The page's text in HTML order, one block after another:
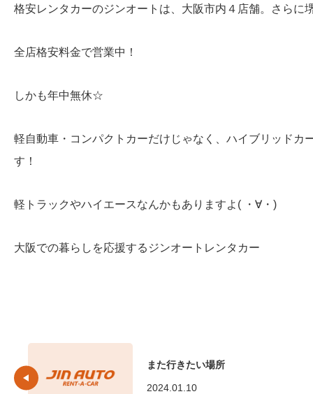
格安レンタカーのジンオートは、大阪市内４店舗。さらに
全店格安料金で営業中！
しかも年中無休☆
軽自動車・コンパクトカーだけじゃなく、ハイブリッドカ
す！
軽トラックやハイエースなんかもありますよ( ・∀・)
大阪での暮らしを応援するジンオートレンタカー
また行きたい場所
2024.01.10